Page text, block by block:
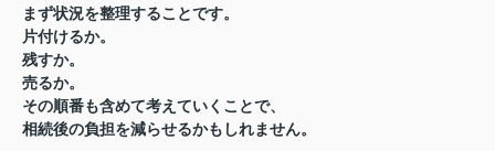
まず状況を整理することです。
片付けるか。
残すか。
売るか。
その順番も含めて考えていくことで、
相続後の負担を減らせるかもしれません。